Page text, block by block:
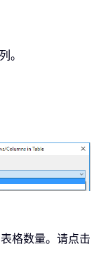
。
格数量。请点击